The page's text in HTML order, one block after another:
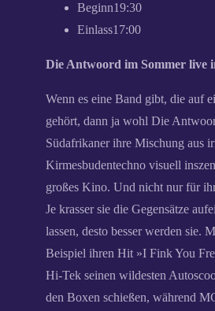
Beginn19:30
Einlass17:00
Die Antwoord im Sommer live
Wenn es eine Band gibt, die auf
gehört, dann ja wohl Die
Südafrikaner ihre Mischung aus
Kirmesbudentechno visuell
großes Kino. Und nicht nur für
Je krasser sie die Gegensätze
lassen, desto besser werden sie.
Beispiel ihren Hit »I Fink You
Hi-Tek seinen wildesten
den Boxen schießen, während